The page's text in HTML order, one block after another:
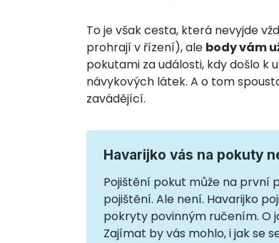
To je však cesta, která nevyjde
prohrají v řízení), ale body vám
pokutami za události, kdy došlo k
návykových látek. A o tom
zavádějící.
Havarijko vás na pokuty
Pojištění pokut může na první
pojištění. Ale není. Havarijko
pokryty povinným ručením. O
Zajímat by vás mohlo, i jak se